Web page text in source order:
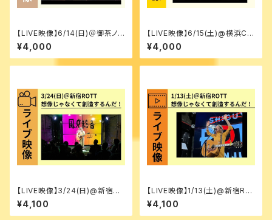
【LIVE映像】6/14(日)＠御茶ノ
水KAKADO 風見穏香バースデ
ー当日ワンマンライブ「Rebor
n〜今この瞬間も〜」
¥4,000
【LIVE映像】6/15(土)@横浜CR
OSS STREET [35才~花にな
ろう風になろうそして君を照らす
太陽に~]
¥4,000
【LIVE映像】3/24(日)@新宿RO
TT [マンスリーワンマン(３月
回)]想像じゃなくて創造するん
だ！
¥4,100
【LIVE映像】1/13(土)@新宿RO
TT [マンスリーワンマン(1月
回)]想像じゃなくて創造するん
だ！
¥4,100